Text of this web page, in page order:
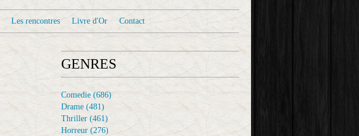
Les rencontres Livre d'Or Contact
GENRES
Comedie (686)
Drame (481)
Thriller (461)
Horreur (276)